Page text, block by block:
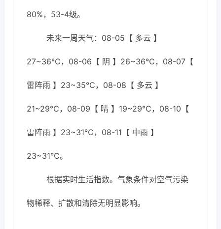
80%，53-4级。
未来一周天气：08-05【 多云 】
27~36℃，08-06【 阴 】26~36℃，08-07【
雷阵雨 】23~35℃，08-08【 多云 】
21~29℃，08-09【 晴 】19~29℃，08-10【
雷阵雨 】23~31℃，08-11【 中雨 】
23~31℃。
根据实时生活指数。气象条件对空气污染
物稀释、扩散和清除无明显影响。